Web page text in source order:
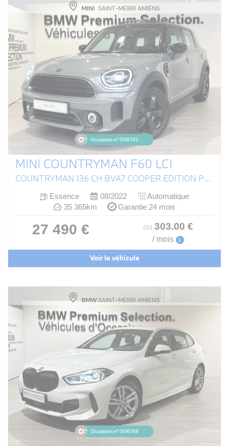
MINI COUNTRYMAN F60 LCI
COUNTRYMAN 136 CH BVA7 COOPER EDITION PREMIUM PLUS
Essence 08/2022
Automatique
35 365km
Garantie 24 mois
27 490 € ou 303.00 €
/ mois i
Voir le véhicule